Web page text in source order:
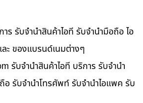
ร รับจำนำสินค้าไอที รับจำนำมือถือ ไอ
ะ ของแบรนด์เนมต่างๆ
รับจำนำสินค้าไอที บริการ รับจำนำ
อ รับจำนำโทรศัพท์ รับจำนำไอแพค รับ